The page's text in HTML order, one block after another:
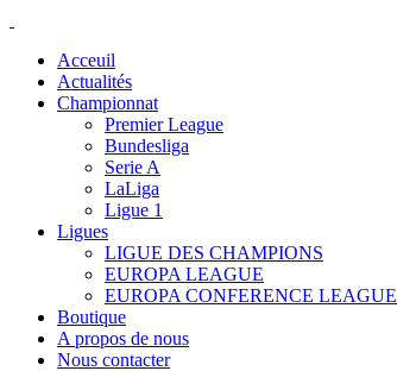
Acceuil
Actualités
Championnat
Premier League
Bundesliga
Serie A
LaLiga
Ligue 1
Ligues
LIGUE DES CHAMPIONS
EUROPA LEAGUE
EUROPA CONFERENCE LEAGUE
Boutique
A propos de nous
Nous contacter